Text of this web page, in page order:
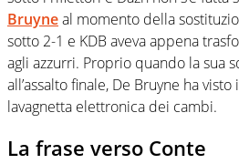
Bruyneal momento della
sotto 2-1 e KDB aveva appena
agli azzurri. Proprio quando la sua
all’assalto finale, De Bruyne ha
lavagnetta elettronica dei cambi.
La frase verso Conte